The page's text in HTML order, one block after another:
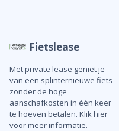
Fietslease
Met private lease geniet je
van een splinternieuwe fiets
zonder de hoge
aanschafkosten in één keer
te hoeven betalen. Klik hier
voor meer informatie.